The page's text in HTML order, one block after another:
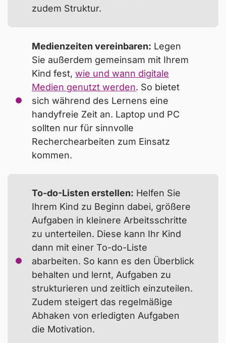
Kinder- bzw. Jugendzimmer. Weiterhin ist es
Weise kann ihr Kind komfortabel und
rückenfreundlich lernen. Das Institut für Arbeit
und Gesundheit der Deutschen Gesetzlichen
Unfallversicherungen hat alle Merkmale eines
ergonomischen Arbeitsplatzesin einem
downloadbaren PDFzusammengefasst.
gemeinsame Medienregeln
zudem Struktur.
Medienzeiten vereinbaren: Legen
Sie außerdem gemeinsam mit Ihrem
Kind fest, wie und wann digitale
Medien genutzt werden. So bietet
sich während des Lernens eine
handyfreie Zeit an. Laptop und PC
sollten nur für sinnvolle
Recherchearbeiten zum Einsatz
kommen.
To-do-Listen erstellen: Helfen Sie
Ihrem Kind zu Beginn dabei, größere
Aufgaben in kleinere Arbeitsschritte
zu unterteilen. Diese kann Ihr Kind
dann mit einer To-do-Liste
abarbeiten. So kann es den Überblick
behalten und lernt, Aufgaben zu
strukturieren und zeitlich einzuteilen.
Zudem steigert das regelmäßige
Abhaken von erledigten Aufgaben
die Motivation.